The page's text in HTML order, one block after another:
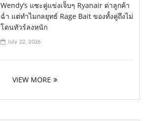
Wendy’s แซะคู่แข่งเจ็บๆ Ryanair ด่าลูกค้า
ฉ่ำ แต่ทำไมกลยุทธ์ Rage Bait ของทั้งคู่ถึงไม่
โดนทัวร์ลงหนัก
July 22, 2026
VIEW MORE